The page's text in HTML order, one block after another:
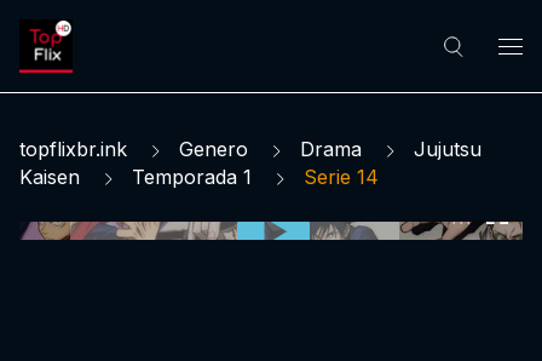
topflixbr.ink Genero Drama
Jujutsu
Kaisen
Temporada 1 Serie 14